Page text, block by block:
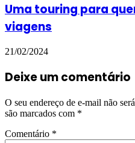
Uma touring para
viagens
21/02/2024
Deixe um comentário
O seu endereço de e-mail não
são marcados com *
Comentário *